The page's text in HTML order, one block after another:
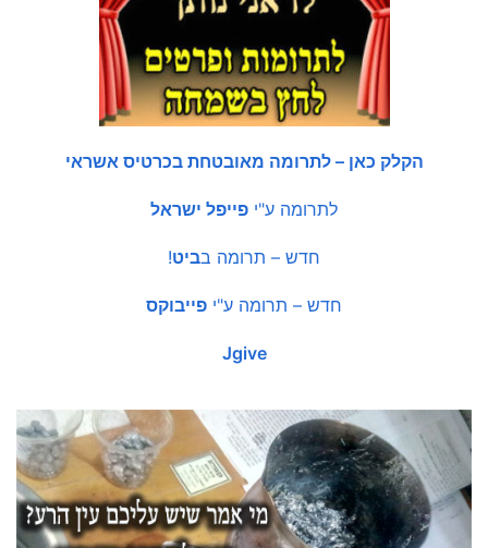
הקלק כאן – לתרומה מאובטחת בכרטיס אשראי
לתרומה ע"י פייפל ישראל
חדש – תרומה בביט!
חדש – תרומה ע"י פייבוקס
Jgive